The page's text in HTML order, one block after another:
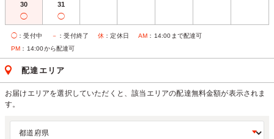
30
◯
31
◯
◯ ：受付中 － ：受付終了 休 ：定休日 AM ：14:00まで配達可
PM ：14:00から配達可
配達エリア
お届けエリアを選択していただくと、該当エリアの配達無料金額が表示されま
す。